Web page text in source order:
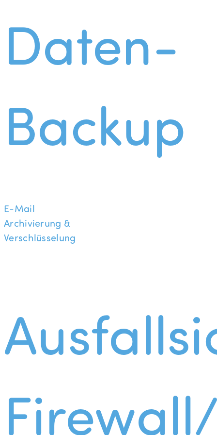
Daten-
Backup
E-Mail
Archivierung &
Verschlüsselung